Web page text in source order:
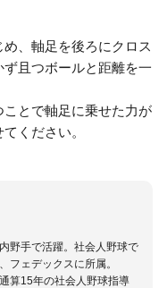
、軸足を後ろにクロス
且つボールと距離を一
とで軸足に乗せた力が
ください。
野手で活躍。社会人野球で
フェデックスに所属。
算15年の社会人野球指導